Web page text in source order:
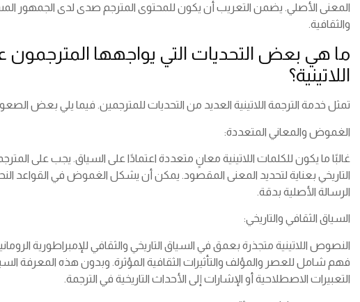
المعنى الأصلي. يضمن التعريب أن يكون للمحتوى المترجم صدى لدى الجمهور
والثقافية.
ما هي بعض التحديات التي يواجهها
اللاتينية؟
تمثل خدمة الترجمة اللاتينية العديد من التحديات للمترجمين. فيما يلي بعض
الغموض والمعاني المتعددة:
غالبًا ما يكون للكلمات اللاتينية معانٍ متعددة اعتمادًا على السياق. يجب على
التاريخي بعناية لتحديد المعنى المقصود. يمكن أن يشكل الغموض في القواعد
الرسالة الأصلية بدقة.
السياق الثقافي والتاريخي:
النصوص اللاتينية متجذرة بعمق في السياق التاريخي والثقافي للإمبراطورية
فهم شامل للعصر والمؤلف والتأثيرات الثقافية المؤثرة. وبدون هذه المعرفة
التعبيرات الاصطلاحية أو الإشارات إلى الأحداث التاريخية في الترجمة.